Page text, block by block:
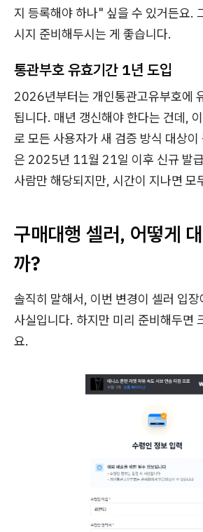
지 등록해야 하나" 싶을 수 있거든요.
시지 준비해두시는 게 좋습니다.
통관부호 유효기간 1년 도입
2026년부터는 개인통관고유부호에
됩니다. 매년 갱신해야 한다는 건데,
로 모든 사용자가 새 검증 방식 대상
은 2025년 11월 21일 이후 신규 발
사람만 해당되지만, 시간이 지나면 모
구매대행 셀러, 어떻게
까?
솔직히 말해서, 이번 변경이 셀러 입
사실입니다. 하지만 미리 준비해두면
요.